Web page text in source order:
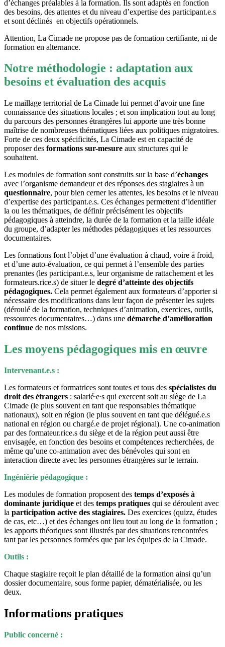
d’échanges préalables à la formation. Ils sont adaptés en fonction
des besoins, des attentes et du niveau d’expertise des participant.e.s
et sont déclinés en objectifs opérationnels.
Attention, La Cimade ne propose pas de formation certifiante, ni de
formation en alternance.
Notre méthodologie : adaptation aux
besoins et évaluation des acquis
Le maillage territorial de La Cimade lui permet d’avoir une fine
connaissance des situations locales ; et son implication tout au long
du parcours des personnes étrangères lui apporte une très bonne
maîtrise de nombreuses thématiques liées aux politiques migratoires.
Forte de ces deux spécificités, La Cimade est en capacité de
proposer des formations sur-mesure aux structures qui le
souhaitent.
Les modules de formation sont construits sur la base d’échanges
avec l’organisme demandeur et des réponses des stagiaires à un
questionnaire, pour bien cerner les attentes, les besoins et le niveau
d’expertise des participant.e.s. Ces échanges permettent d’identifier
la ou les thématiques, de définir précisément les objectifs
pédagogiques à atteindre, la durée de la formation et la taille idéale
du groupe, d’adapter les méthodes pédagogiques et les ressources
documentaires.
Les formations font l’objet d’une évaluation à chaud, voire à froid,
et d’une auto-évaluation, ce qui permet à l’ensemble des parties
prenantes (les participant.e.s, leur organisme de rattachement et les
formateurs.rice.s) de situer le degré d’atteinte des objectifs
pédagogiques. Cela permet également aux formateurs d’apporter si
nécessaire des modifications dans leur façon de présenter les sujets
(déroulé de la formation, techniques d’animation, exercices, outils,
ressources documentaires…) dans une démarche d’amélioration
continue de nos missions.
Les moyens pédagogiques mis en œuvre
Intervenant.e.s :
Les formateurs et formatrices sont toutes et tous des spécialistes du
droit des étrangers : salarié∙e∙s qui exercent soit au siège de La
Cimade (le plus souvent en tant que responsables thématique
nationaux), soit en région (le plus souvent en tant que délégué.e.s
national en région ou chargé.e de projet régional). Une co-animation
par des formateur.rice.s du siège et de la région peut aussi être
envisagée, en fonction des besoins et compétences recherchées, de
même qu’une co-animation avec des bénévoles qui sont en
interaction directe avec les personnes étrangères sur le terrain.
Ingéniérie pédagogique :
Les modules de formation proposent des temps d’exposés à
dominante juridique et des temps pratiques qui se déroulent avec
la participation active des stagiaires. Des exercices (quizz, études
de cas, etc…) et des échanges ont lieu tout au long de la formation ;
les apports théoriques sont illustrés par des situations rencontrées
tant par les personnes formées que par les équipes de la Cimade.
Outils :
Chaque stagiaire reçoit le plan détaillé de la formation ainsi qu’un
dossier documentaire, sous forme papier, dématérialisée, ou les
deux.
Informations pratiques
Public concerné :